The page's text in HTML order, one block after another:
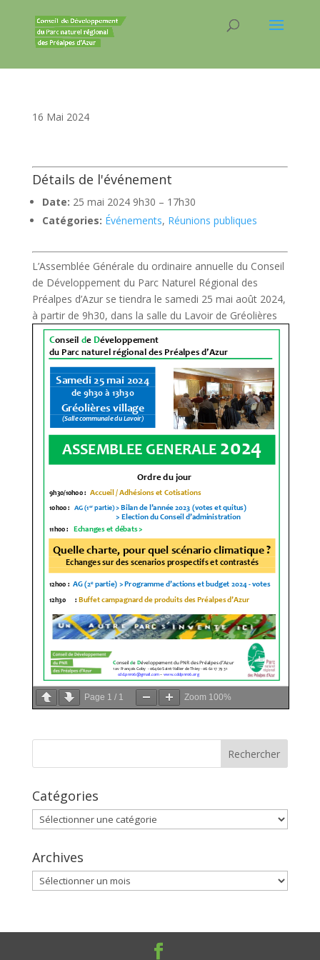
16 Mai 2024
Détails de l'événement
Date: 25 mai 2024 9h30 – 17h30
Catégories: Événements, Réunions publiques
L’Assemblée Générale du ordinaire annuelle du Conseil
de Développement du Parc Naturel Régional des
Préalpes d’Azur se tiendra le samedi 25 mai août 2024,
à partir de 9h30, dans la salle du Lavoir de Gréolières
Page 1 / 1 Zoom 100%
Catégories
Catégories
Archives
Archives